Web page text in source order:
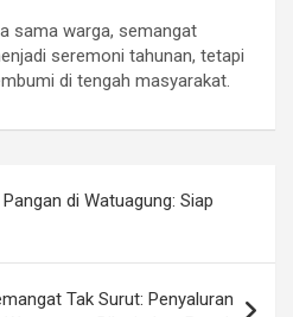
sama warga, semangat
seremoni tahunan, tetapi
di tengah masyarakat.
di Watuagung: Siap
Tak Surut: Penyaluran